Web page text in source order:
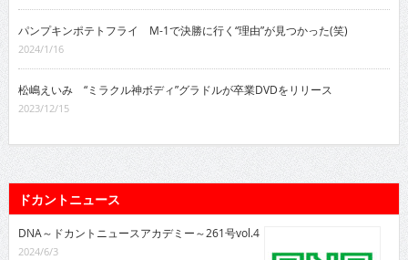
パンプキンポテトフライ M-1で決勝に行く“理由”が見つかった(笑)
2024/1/16
松嶋えいみ “ミラクル神ボディ”グラドルが卒業DVDをリリース
2023/12/15
ドカントニュース
DNA～ドカントニュースアカデミー～261号vol.4
2024/6/3